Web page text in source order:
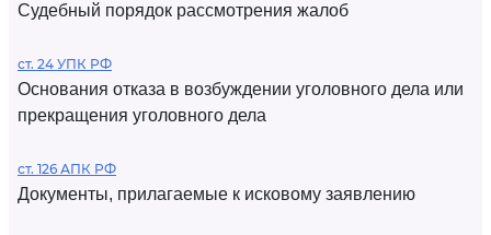
Судебный порядок рассмотрения жалоб
ст. 24 УПК РФ
Основания отказа в возбуждении уголовного дела или
прекращения уголовного дела
ст. 126 АПК РФ
Документы, прилагаемые к исковому заявлению